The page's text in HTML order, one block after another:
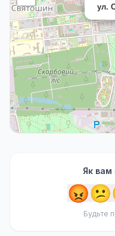
ул.
Як вам
😡😕
Будьте